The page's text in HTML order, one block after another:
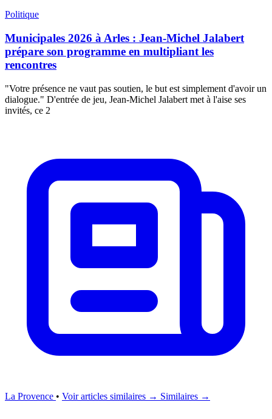
Politique
Municipales 2026 à Arles : Jean-Michel Jalabert
prépare son programme en multipliant les
rencontres
"Votre présence ne vaut pas soutien, le but est simplement d'avoir un
dialogue." D'entrée de jeu, Jean-Michel Jalabert met à l'aise ses
invités, ce 2
La Provence • Voir articles similaires → Similaires →